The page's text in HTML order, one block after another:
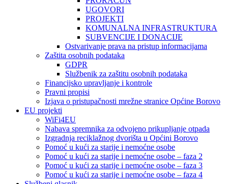
UGOVORI
PROJEKTI
KOMUNALNA INFRASTRUKTURA
SUBVENCIJE I DONACIJE
Ostvarivanje prava na pristup informacijama
Zaštita osobnih podataka
GDPR
Službenik za zaštitu osobnih podataka
Financijsko upravljanje i kontrole
Pravni propisi
Izjava o pristupačnosti mrežne stranice Općine Borovo
EU projekti
WiFi4EU
Nabava spremnika za odvojeno prikupljanje otpada
Izgradnja reciklažnog dvorišta u Općini Borovo
Pomoć u kući za starije i nemoćne osobe
Pomoć u kući za starije i nemoćne osobe – faza 2
Pomoć u kući za starije i nemoćne osobe – faza 3
Pomoć u kući za starije i nemoćne osobe – faza 4